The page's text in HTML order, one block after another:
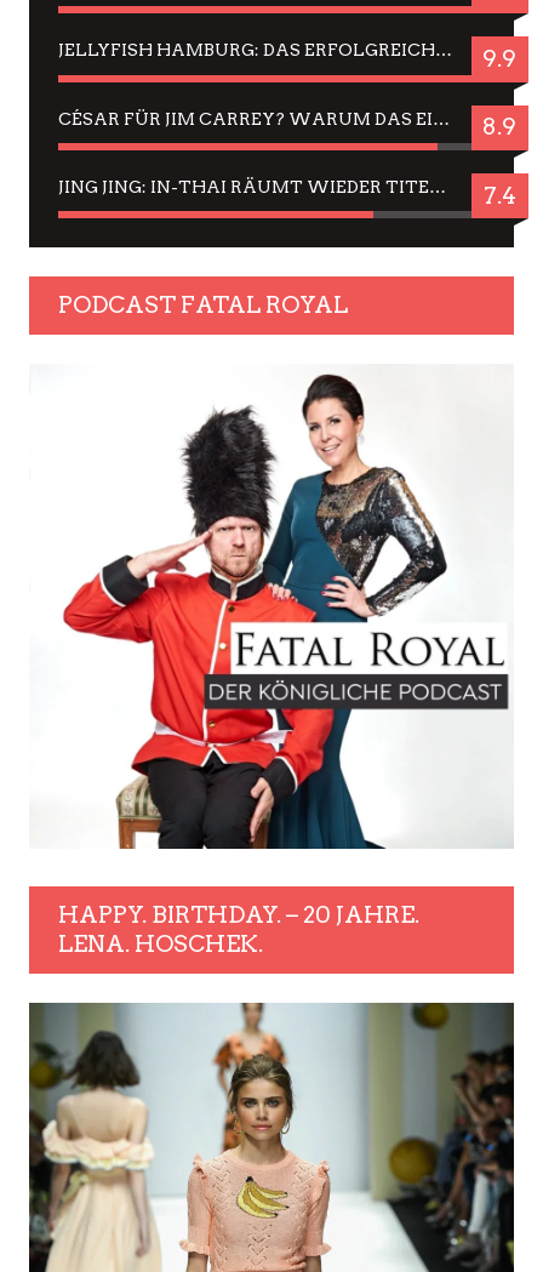
JELLYFISH HAMBURG: DAS ERFOLGREICHE SOMMER-MENÜ 2025 IN GEFÜHLEN UND BILDERN 9.9
CÉSAR FÜR JIM CARREY? WARUM DAS EINER DER NERVIGSTEN ACTORS IST UND BLEIBT 8.9
JING JING: IN-THAI RÄUMT WIEDER TITEL AB – EIN ZWEI-STUNDEN-ERLEBNISBERICHT 7.4
PODCAST FATAL ROYAL
HAPPY. BIRTHDAY. – 20 JAHRE.
LENA. HOSCHEK.